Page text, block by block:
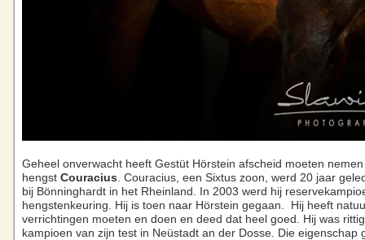
Geheel onverwacht heeft Gestüt Hörstein afscheid moeten
hengst Couracius. Couracius, een Sixtus zoon, werd 20 jaar
bij Bönninghardt in het Rheinland. In 2003 werd hij
hengstenkeuring. Hij is toen naar Hörstein gegaan. Hij heeft
verrichtingen moeten en doen en deed dat heel goed. Hij was
kampioen van zijn test in Neüstadt an der Dosse. Die eigenschap